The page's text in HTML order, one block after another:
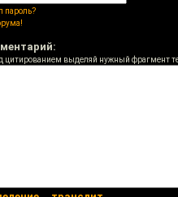
пароль?
цитированием выделяй нужный фрагмент